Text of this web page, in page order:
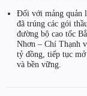
Đối với mảng quản
đã trúng các gói
đường bộ cao tốc
Nhơn – Chí Thạnh
tỷ đồng, tiếp tục
và bền vững.